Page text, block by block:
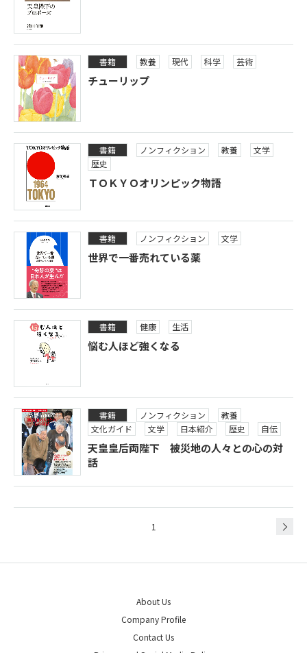
書籍 教養 現代 科学 芸術
チューリップ
書籍 ノンフィクション 教養
文学
歴史
ＴＯＫＹＯオリンピック物語
書籍 ノンフィクション 文学
世界で一番売れている薬
書籍 健康 生活
悩む人ほど強くなる
書籍 ノンフィクション
教養
文化ガイド
文学 日本紹介 歴史 自伝
天皇皇后両陛下 被災地の人々との心の対
話
1
About Us
Company Profile
Contact Us